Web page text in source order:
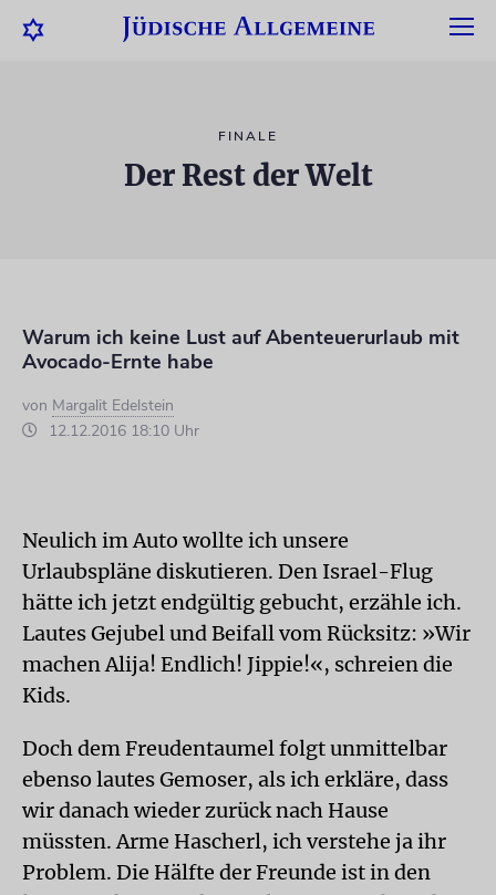
FINALE
Der Rest der Welt
Warum ich keine Lust auf Abenteuerurlaub mit
Avocado-Ernte habe
von Margalit Edelstein
12.12.2016 18:10 Uhr
Neulich im Auto wollte ich unsere
Urlaubspläne diskutieren. Den Israel-Flug
hätte ich jetzt endgültig gebucht, erzähle ich.
Lautes Gejubel und Beifall vom Rücksitz: »Wir
machen Alija! Endlich! Jippie!«, schreien die
Kids.
Doch dem Freudentaumel folgt unmittelbar
ebenso lautes Gemoser, als ich erkläre, dass
wir danach wieder zurück nach Hause
müssten. Arme Hascherl, ich verstehe ja ihr
Problem. Die Hälfte der Freunde ist in den